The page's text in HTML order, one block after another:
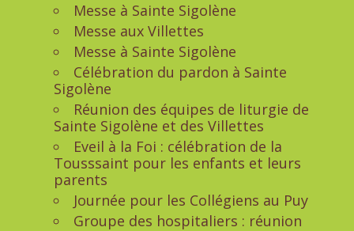
Messe à Sainte Sigolène
Messe aux Villettes
Messe à Sainte Sigolène
Célébration du pardon à Sainte
Sigolène
Réunion des équipes de liturgie de
Sainte Sigolène et des Villettes
Eveil à la Foi : célébration de la
Tousssaint pour les enfants et leurs
parents
Journée pour les Collégiens au Puy
Groupe des hospitaliers : réunion